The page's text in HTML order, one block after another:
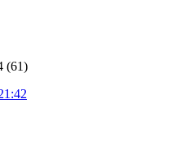
(61)